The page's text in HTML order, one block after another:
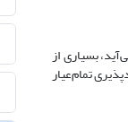
بسیاری از
تمام‌عیار